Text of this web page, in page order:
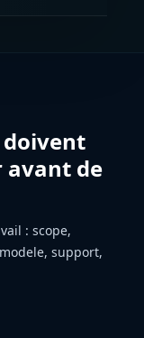
doivent
avant de
: scope,
support,